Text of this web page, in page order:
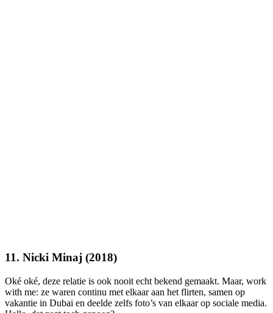
11. Nicki Minaj (2018)
Oké oké, deze relatie is ook nooit echt bekend gemaakt. Maar, work
with me: ze waren continu met elkaar aan het flirten, samen op
vakantie in Dubai en deelde zelfs foto’s van elkaar op sociale media.